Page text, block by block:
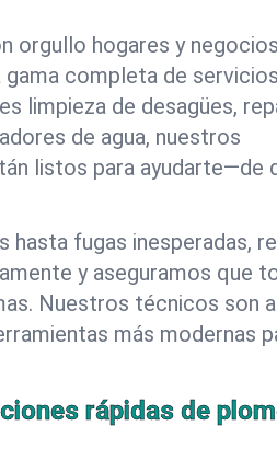
orgullo hogares y
gama completa de
limpieza de desagües,
de agua, nuestros
listos para ayudarte—de
hasta fugas inesperadas,
y aseguramos que
Nuestros técnicos son
más modernas
rápidas de